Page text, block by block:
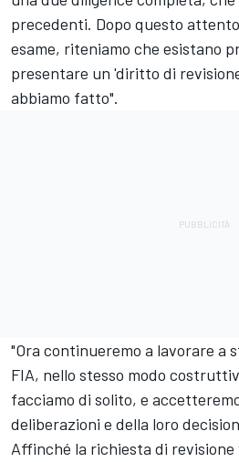
precedenti. Dopo questo
esame, riteniamo che esistano
presentare un 'diritto di
abbiamo fatto".
"Ora continueremo a lavorare a
FIA, nello stesso modo
facciamo di solito, e
deliberazioni e della loro
Affinché la richiesta di